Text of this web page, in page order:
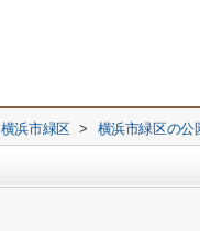
横浜市緑区 > 横浜市緑区の公